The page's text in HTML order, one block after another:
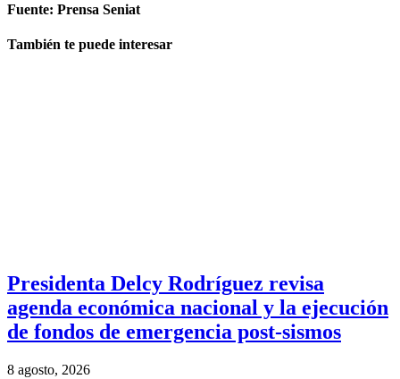
Fuente: Prensa Seniat
También te puede interesar
Presidenta Delcy Rodríguez revisa
agenda económica nacional y la ejecución
de fondos de emergencia post-sismos
8 agosto, 2026